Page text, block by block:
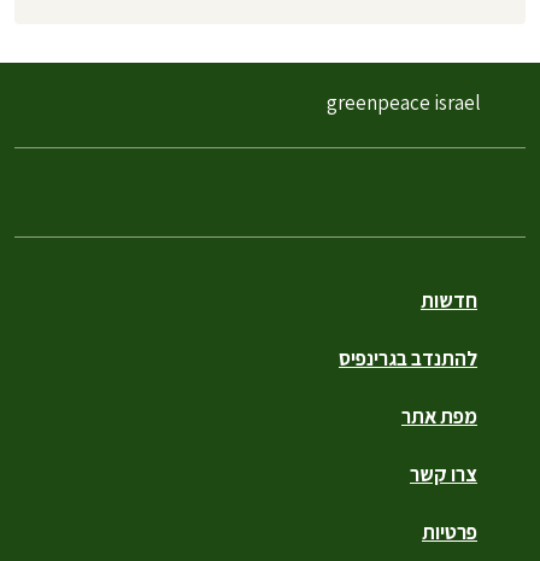
חדשות
להתנדב בגרינפיס
מפת אתר
צרו קשר
פרטיות